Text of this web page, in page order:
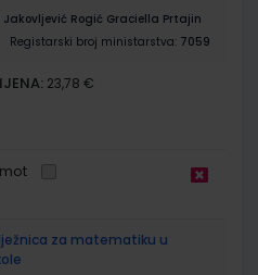
Rogić Graciella Prtajin
Registarski broj ministarstva: 7059
23,78 €
za matematiku u